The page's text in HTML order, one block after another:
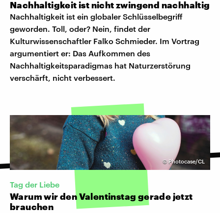
Nachhaltigkeit ist nicht zwingend nachhaltig
Nachhaltigkeit ist ein globaler Schlüsselbegriff
geworden. Toll, oder? Nein, findet der
Kulturwissenschaftler Falko Schmieder. Im Vortrag
argumentiert er: Das Aufkommen des
Nachhaltigkeitsparadigmas hat Naturzerstörung
verschärft, nicht verbessert.
© Photocase/CL
Tag der Liebe
Warum wir den Valentinstag gerade jetzt
brauchen